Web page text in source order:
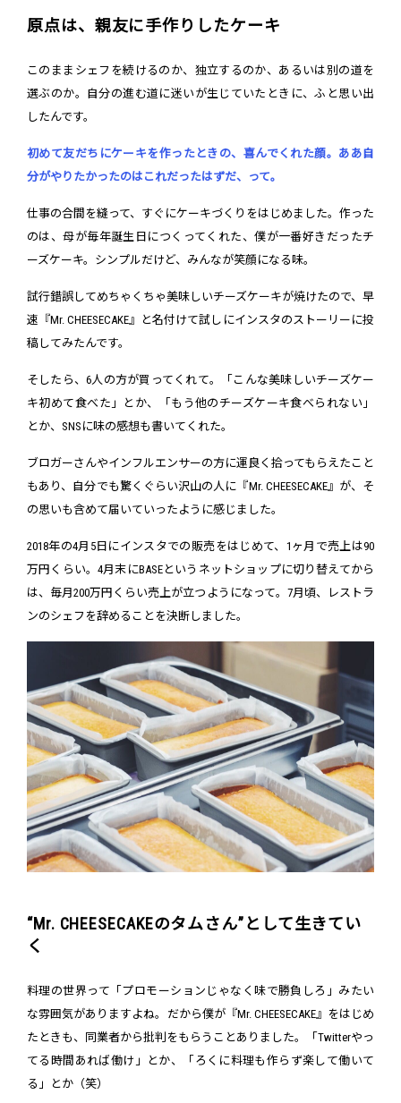
原点は、親友に手作りしたケーキ
このままシェフを続けるのか、独立するのか、あるいは別の道を
選ぶのか。自分の進む道に迷いが生じていたときに、ふと思い出
したんです。
初めて友だちにケーキを作ったときの、喜んでくれた顔。ああ自
分がやりたかったのはこれだったはずだ、って。
仕事の合間を縫って、すぐにケーキづくりをはじめました。作った
のは、母が毎年誕生日につくってくれた、僕が一番好きだったチ
ーズケーキ。シンプルだけど、みんなが笑顔になる味。
試行錯誤してめちゃくちゃ美味しいチーズケーキが焼けたので、早
速『Mr. CHEESECAKE』と名付けて試しにインスタのストーリーに投
稿してみたんです。
そしたら、6人の方が買ってくれて。「こんな美味しいチーズケー
キ初めて食べた」とか、「もう他のチーズケーキ食べられない」
とか、SNSに味の感想も書いてくれた。
ブロガーさんやインフルエンサーの方に運良く拾ってもらえたこと
もあり、自分でも驚くぐらい沢山の人に『Mr. CHEESECAKE』が、そ
の思いも含めて届いていったように感じました。
2018年の4月5日にインスタでの販売をはじめて、1ヶ月で売上は90
万円くらい。4月末にBASEというネットショップに切り替えてから
は、毎月200万円くらい売上が立つようになって。7月頃、レストラ
ンのシェフを辞めることを決断しました。
“Mr. CHEESECAKEのタムさん”として生きてい
く
料理の世界って「プロモーションじゃなく味で勝負しろ」みたい
な雰囲気がありますよね。だから僕が『Mr. CHEESECAKE』をはじめ
たときも、同業者から批判をもらうことありました。「Twitterやっ
てる時間あれば働け」とか、「ろくに料理も作らず楽して働いて
る」とか（笑）